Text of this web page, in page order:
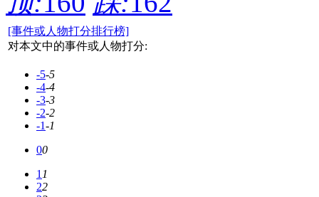
[事件或人物打分排行榜]
对本文中的事件或人物打分:
-5-5
-4-4
-3-3
-2-2
-1-1
00
11
22